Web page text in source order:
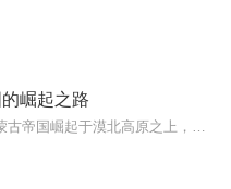
崛起之路